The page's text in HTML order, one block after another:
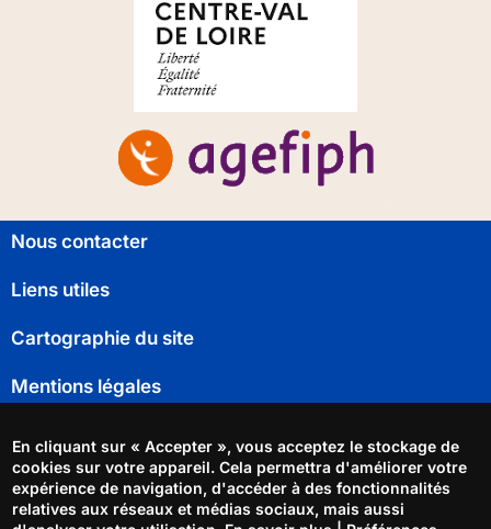
Pied
page
Nous contacter
Liens utiles
Cartographie du site
Mentions légales
Déclaration d'accessibilité
Gestion des cookies
En cliquant sur « Accepter », vous acceptez le stockage de
cookies sur votre appareil. Cela permettra d'améliorer votre
expérience de navigation, d'accéder à des fonctionnalités
relatives aux réseaux et médias sociaux, mais aussi